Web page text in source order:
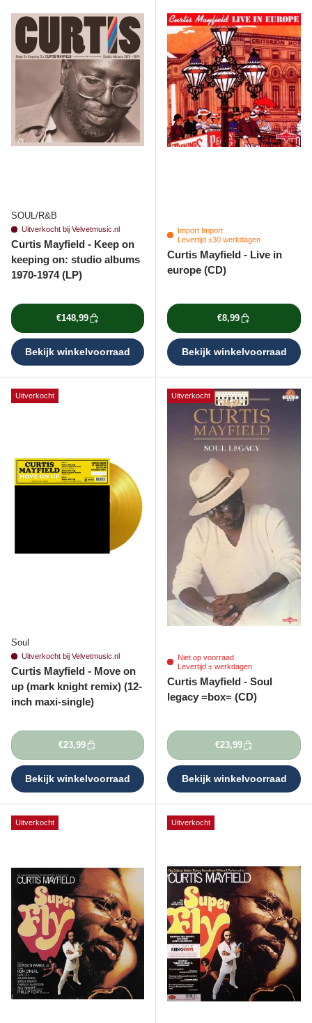
SOUL/R&B
Uitverkocht bij Velvetmusic.nl
Curtis Mayfield - Keep on
keeping on: studio albums
1970-1974 (LP)
€148,99
Bekijk winkelvoorraad
Import Import
Levertijd ±30 werkdagen
Curtis Mayfield - Live in
europe (CD)
€8,99
Bekijk winkelvoorraad
Uitverkocht
Soul
Uitverkocht bij Velvetmusic.nl
Curtis Mayfield - Move on
up (mark knight remix) (12-
inch maxi-single)
€23,99
Bekijk winkelvoorraad
Uitverkocht
Niet op voorraad
Levertijd ± werkdagen
Curtis Mayfield - Soul
legacy =box= (CD)
€23,99
Bekijk winkelvoorraad
Uitverkocht Uitverkocht